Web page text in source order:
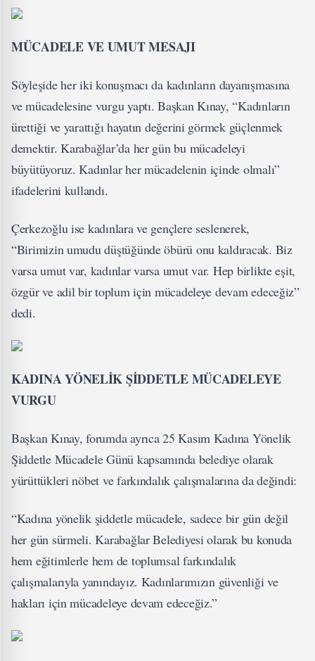
MÜCADELE VE UMUT MESAJI
Söyleşide her iki konuşmacı da kadınların dayanışmasına
ve mücadelesine vurgu yaptı. Başkan Kınay, “Kadınların
ürettiği ve yarattığı hayatın değerini görmek güçlenmek
demektir. Karabağlar’da her gün bu mücadeleyi
büyütüyoruz. Kadınlar her mücadelenin içinde olmalı”
ifadelerini kullandı.
Çerkezoğlu ise kadınlara ve gençlere seslenerek,
“Birimizin umudu düştüğünde öbürü onu kaldıracak. Biz
varsa umut var, kadınlar varsa umut var. Hep birlikte eşit,
özgür ve adil bir toplum için mücadeleye devam edeceğiz”
dedi.
KADINA YÖNELİK ŞİDDETLE MÜCADELEYE
VURGU
Başkan Kınay, forumda ayrıca 25 Kasım Kadına Yönelik
Şiddetle Mücadele Günü kapsamında belediye olarak
yürüttükleri nöbet ve farkındalık çalışmalarına da değindi:
“Kadına yönelik şiddetle mücadele, sadece bir gün değil
her gün sürmeli. Karabağlar Belediyesi olarak bu konuda
hem eğitimlerle hem de toplumsal farkındalık
çalışmalarıyla yanındayız. Kadınlarımızın güvenliği ve
hakları için mücadeleye devam edeceğiz.”